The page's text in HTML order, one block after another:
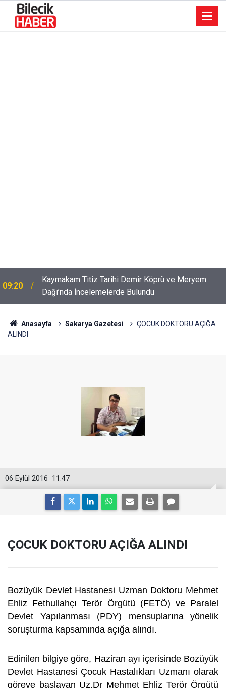
09:20
Kaymakam Titiz Tarihi Demir Köprü ve Meryem
Dağı’nda İncelemelerde Bulundu
Anasayfa Sakarya Gazetesi
ÇOCUK DOKTORU AÇIĞA
ALINDI
11:47
06 Eylül 2016
ÇOCUK DOKTORU AÇIĞA ALINDI
Bozüyük Devlet Hastanesi Uzman Doktoru Mehmet
Ehliz Fethullahçı Terör Örgütü (FETÖ) ve Paralel
Devlet Yapılanması (PDY) mensuplarına yönelik
soruşturma kapsamında açığa alındı.
Edinilen bilgiye göre, Haziran ayı içerisinde Bozüyük
Devlet Hastanesi Çocuk Hastalıkları Uzmanı olarak
göreve başlayan Uz.Dr Mehmet Ehliz Terör Örgütü